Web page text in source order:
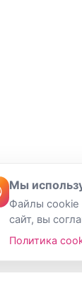
Мы
Файлы cookie
сайт, вы
Политика